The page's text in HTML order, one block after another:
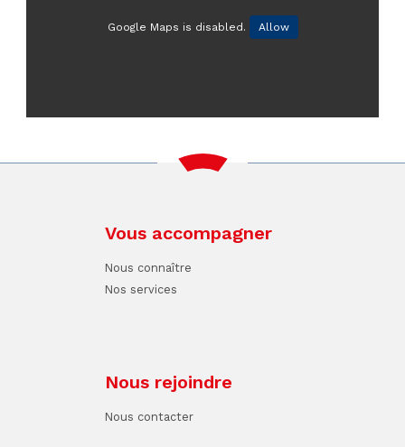
Google Maps is disabled. Allow
Vous accompagner
Nous connaître
Nos services
Nous rejoindre
Nous contacter